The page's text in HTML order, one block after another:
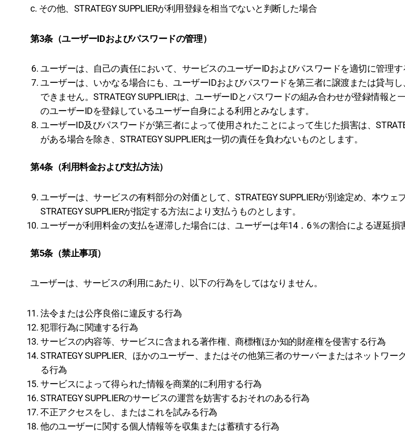
c. その他、STRATEGY SUPPLIERが利用登録を相当でないと判断した場合
第3条（ユーザーIDおよびパスワードの管理）
ユーザーは、自己の責任において、サービスのユーザーIDおよびパスワードを適切に管理す
ユーザーは、いかなる場合にも、ユーザーIDおよびパスワードを第三者に譲渡または貸与
できません。STRATEGY SUPPLIERは、ユーザーIDとパスワードの組み合わせが登録情報
のユーザーIDを登録しているユーザー自身による利用とみなします。
ユーザーID及びパスワードが第三者によって使用されたことによって生じた損害は、
がある場合を除き、STRATEGY SUPPLIERは一切の責任を負わないものとします。
第4条（利用料金および支払方法）
ユーザーは、サービスの有料部分の対価として、STRATEGY SUPPLIERが別途定め、本ウェ
STRATEGY SUPPLIERが指定する方法により支払うものとします。
ユーザーが利用料金の支払を遅滞した場合には、ユーザーは年14．6％の割合による遅延損
第5条（禁止事項）
ユーザーは、サービスの利用にあたり、以下の行為をしてはなりません。
法令または公序良俗に違反する行為
犯罪行為に関連する行為
サービスの内容等、サービスに含まれる著作権、商標権ほか知的財産権を侵害する行為
STRATEGY SUPPLIER、ほかのユーザー、またはその他第三者のサーバーまたはネットワ
る行為
サービスによって得られた情報を商業的に利用する行為
STRATEGY SUPPLIERのサービスの運営を妨害するおそれのある行為
不正アクセスをし、またはこれを試みる行為
他のユーザーに関する個人情報等を収集または蓄積する行為